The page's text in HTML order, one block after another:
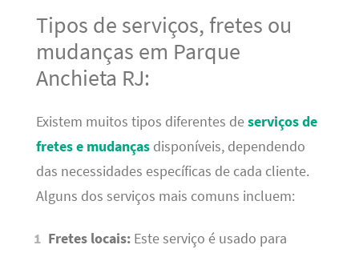
Tipos de serviços, fretes ou
mudanças em Parque
Anchieta RJ:
Existem muitos tipos diferentes deserviços de
fretes e mudançasdisponíveis, dependendo
das necessidades específicas de cada cliente.
Alguns dos serviços mais comuns incluem:
Fretes locais: Este serviço é usado para